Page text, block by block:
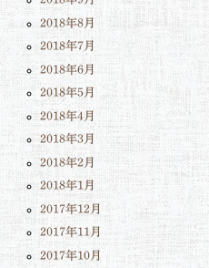
2018年8月
2018年7月
2018年6月
2018年5月
2018年4月
2018年3月
2018年2月
2018年1月
2017年12月
2017年11月
2017年10月